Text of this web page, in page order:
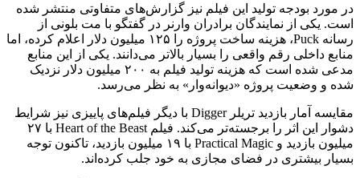
در مورد بودجه تولید این فیلم نیز گزارش‌های متفاوتی منتشر شده
است. یکی از نمایندگان برادران وارنر در گفتگو با مت بلونی از
رسانه Puck، هزینه ساخت پروژه را ۱۲۵ میلیون دلار اعلام کرده، اما
منابع داخلی رقم واقعی را بسیار بالاتر می‌دانند. یکی از این منابع
مدعی شده است که هزینه تولید فیلم به ۲۰۰ میلیون دلار نزدیک
شده و وضعیت پروژه «دیوانه‌وار» به نظر می‌رسد.
مقایسه آمار بازدید تریلر Digger با دیگر فیلم‌های پاییزی نیز شرایط
دشوار این اثر را برجسته‌تر می‌کند. فیلم Heart of the Beast با ۲۷
میلیون بازدید و Practical Magic با ۱۹ میلیون بازدید، تاکنون توجه
بسیار بیشتری در فضای مجازی به خود جلب کرده‌اند.